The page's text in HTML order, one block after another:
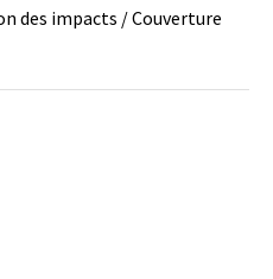
des impacts / Couverture